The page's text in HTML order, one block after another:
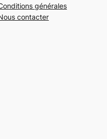
générales
contacter